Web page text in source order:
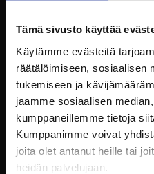
Tämä sivusto käyttää
Käytämme evästeitä
räätälöimiseen, sosiaalisen
tukemiseen ja
jaamme sosiaalisen
kumppaneillemme tietoja
Kumppanimme voivat
joita olet antanut heille tai
heidän palvelujaan.
11:00
Billnäsin Ruukki
Keittiömestaria
Hae heti, paikka
löydyttyä!